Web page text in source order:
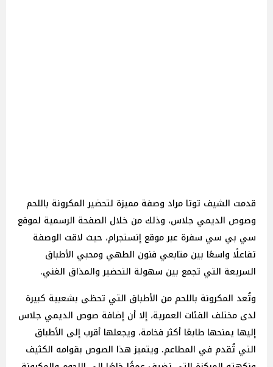
قدمت الشيف توتا مراد وصفة مميزة لتحضير المكرونة باللحم
وصوص الديمي جلاس، وذلك من خلال الصفحة الرسمية لموقع
سي بي سي سفرة عبر موقع إنستجرام، حيث لاقت الوصفة
تفاعلًا واسعًا بين متابعي فنون الطهي ومحبي الأطباق
السريعة التي تجمع بين سهولة التحضير والمذاق الغني.
وتُعد المكرونة باللحم من الأطباق التي تحظى بشعبية كبيرة
لدى مختلف الفئات العمرية، إلا أن إضافة صوص الديمي جلاس
إليها يمنحها طابعًا أكثر فخامة، ويجعلها أقرب إلى الأطباق
التي تُقدم في المطاعم. ويتميز هذا الصوص بقوامه الكثيف